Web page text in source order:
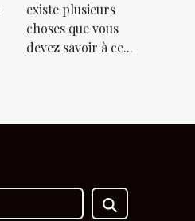
existe plusieurs
choses que vous
devez savoir à ce...